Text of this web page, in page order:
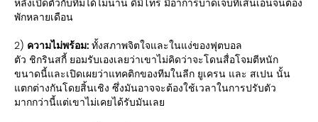
พักหลายเดือน
2) ความไม่พร้อม: ทั้งสภาพจิตใจและในแง่ของฟุตบอล
ตัว ชิกรินสกี้ ยอมรับเองเลยว่าเขาไม่คิดว่าจะโดนสื่อโจมตีหนัก
ขนาดนี้และเปิดเผยว่าแทคติกของทีมในลีก ยูเครน และ สเปน นั้น
แตกต่างกันโดยสิ้นเชิง ซึ่งมันอาจจะต้องใช้เวลาในการปรับตัว
มากกว่านี้แต่เขาไม่เคยได้รับมันเลย